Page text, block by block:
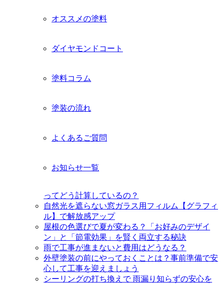
オススメの塗料
ダイヤモンドコート
塗料コラム
塗装の流れ
よくあるご質問
お知らせ一覧
ってどう計算しているの？
自然光を遮らない窓ガラス用フィルム【グラフィ
ル】で解放感アップ
屋根の色選びで夏が変わる？「お好みのデザイ
ン」と「節電効果」を賢く両立する秘訣
雨で工事が進まないと費用はどうなる？
外壁塗装の前にやっておくことは？事前準備で安
心して工事を迎えましょう
シーリングの打ち換えで 雨漏り知らずの安心を